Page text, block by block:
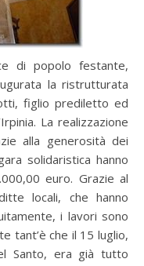
di popolo festante,
la ristrutturata
figlio prediletto ed
La realizzazione
alla generosità dei
solidaristica hanno
euro. Grazie al
locali, che hanno
i lavori sono
tant’è che il 15 luglio,
Santo, era già tutto